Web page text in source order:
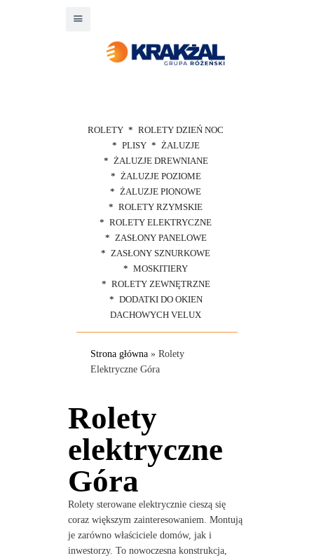
ROLETY
ROLETY DZIEŃ NOC
PLISY
ŻALUZJE
ŻALUZJE DREWNIANE
ŻALUZJE POZIOME
ŻALUZJE PIONOWE
ROLETY RZYMSKIE
ROLETY ELEKTRYCZNE
ZASŁONY PANELOWE
ZASŁONY SZNURKOWE
MOSKITIERY
ROLETY ZEWNĘTRZNE
DODATKI DO OKIEN
DACHOWYCH VELUX
Strona główna » Rolety
Elektryczne Góra
Rolety
elektryczne
Góra
Rolety sterowane elektrycznie cieszą się
coraz większym zainteresowaniem. Montują
je zarówno właściciele domów, jak i
inwestorzy. To nowoczesna konstrukcja,